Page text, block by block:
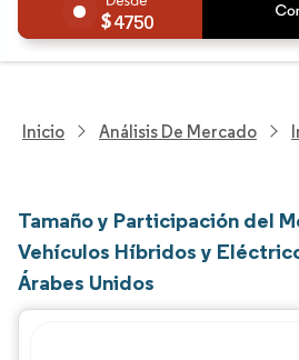
4750
Inicio Análisis De Mercado
Tamaño y Participación del
Vehículos Híbridos y
Árabes Unidos